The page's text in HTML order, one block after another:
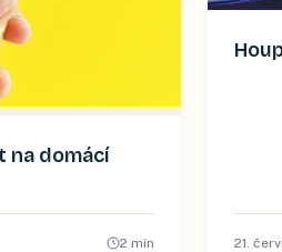
na domácí
2 min 21.